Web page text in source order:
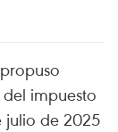
impuesto
julio de 2025